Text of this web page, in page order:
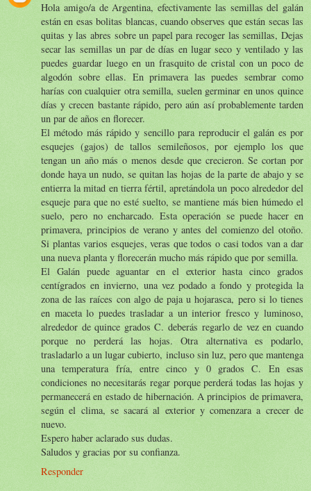
Hola amigo/a de Argentina, efectivamente las semillas del galán
están en esas bolitas blancas, cuando observes que están secas las
quitas y las abres sobre un papel para recoger las semillas, Dejas
secar las semillas un par de días en lugar seco y ventilado y las
puedes guardar luego en un frasquito de cristal con un poco de
algodón sobre ellas. En primavera las puedes sembrar como
harías con cualquier otra semilla, suelen germinar en unos quince
días y crecen bastante rápido, pero aún así probablemente tarden
un par de años en florecer.
El método más rápido y sencillo para reproducir el galán es por
esquejes (gajos) de tallos semileñosos, por ejemplo los que
tengan un año más o menos desde que crecieron. Se cortan por
donde haya un nudo, se quitan las hojas de la parte de abajo y se
entierra la mitad en tierra fértil, apretándola un poco alrededor del
esqueje para que no esté suelto, se mantiene más bien húmedo el
suelo, pero no encharcado. Esta operación se puede hacer en
primavera, principios de verano y antes del comienzo del otoño.
Si plantas varios esquejes, veras que todos o casi todos van a dar
una nueva planta y florecerán mucho más rápido que por semilla.
El Galán puede aguantar en el exterior hasta cinco grados
centígrados en invierno, una vez podado a fondo y protegida la
zona de las raíces con algo de paja u hojarasca, pero si lo tienes
en maceta lo puedes trasladar a un interior fresco y luminoso,
alrededor de quince grados C. deberás regarlo de vez en cuando
porque no perderá las hojas. Otra alternativa es podarlo,
trasladarlo a un lugar cubierto, incluso sin luz, pero que mantenga
una temperatura fría, entre cinco y 0 grados C. En esas
condiciones no necesitarás regar porque perderá todas las hojas y
permanecerá en estado de hibernación. A principios de primavera,
según el clima, se sacará al exterior y comenzara a crecer de
nuevo.
Espero haber aclarado sus dudas.
Saludos y gracias por su confianza.
Responder